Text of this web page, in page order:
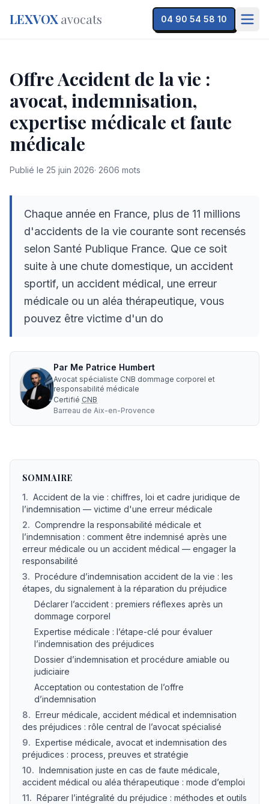
LEXVOX avocats 04 90 54 58 10
Offre Accident de la vie :
avocat, indemnisation,
expertise médicale et faute
médicale
Publié le 25 juin 2026· 2606 mots
Chaque année en France, plus de 11 millions
d'accidents de la vie courante sont recensés
selon Santé Publique France. Que ce soit
suite à une chute domestique, un accident
sportif, un accident médical, une erreur
médicale ou un aléa thérapeutique, vous
pouvez être victime d'un do
Par Me Patrice Humbert
Avocat spécialiste CNB dommage corporel et
responsabilité médicale
Certifié CNB
Barreau de Aix-en-Provence
SOMMAIRE
1. Accident de la vie : chiffres, loi et cadre juridique de
l’indemnisation — victime d'une erreur médicale
2. Comprendre la responsabilité médicale et
l’indemnisation : comment être indemnisé après une
erreur médicale ou un accident médical — engager la
responsabilité
3. Procédure d’indemnisation accident de la vie : les
étapes, du signalement à la réparation du préjudice
Déclarer l’accident : premiers réflexes après un
dommage corporel
Expertise médicale : l’étape-clé pour évaluer
l’indemnisation des préjudices
Dossier d’indemnisation et procédure amiable ou
judiciaire
Acceptation ou contestation de l’offre
d’indemnisation
8. Erreur médicale, accident médical et indemnisation
des préjudices : rôle central de l’avocat spécialisé
9. Expertise médicale, avocat et indemnisation des
préjudices : process, preuves et stratégie
10. Indemnisation juste en cas de faute médicale,
accident médical ou aléa thérapeutique : mode d’emploi
11. Réparer l’intégralité du préjudice : méthodes et outils